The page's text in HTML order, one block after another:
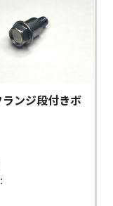
ンジ段付きボ